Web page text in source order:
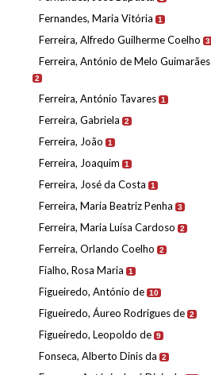
Fernandes, Maria Vitória 1
Ferreira, Alfredo Guilherme Coelho 3
Ferreira, António de Melo Guimarães
2
Ferreira, António Tavares 1
Ferreira, Gabriela 2
Ferreira, João 1
Ferreira, Joaquim 1
Ferreira, José da Costa 1
Ferreira, Maria Beatriz Penha 3
Ferreira, Maria Luísa Cardoso 2
Ferreira, Orlando Coelho 2
Fialho, Rosa Maria 1
Figueiredo, António de 10
Figueiredo, Áureo Rodrigues de 2
Figueiredo, Leopoldo de 9
Fonseca, Alberto Dinis da 2